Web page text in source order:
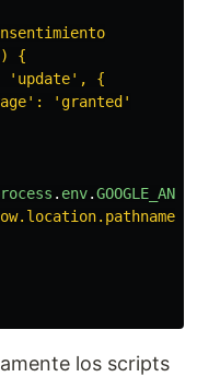
{
'update', {
'granted'
. env.
los scripts